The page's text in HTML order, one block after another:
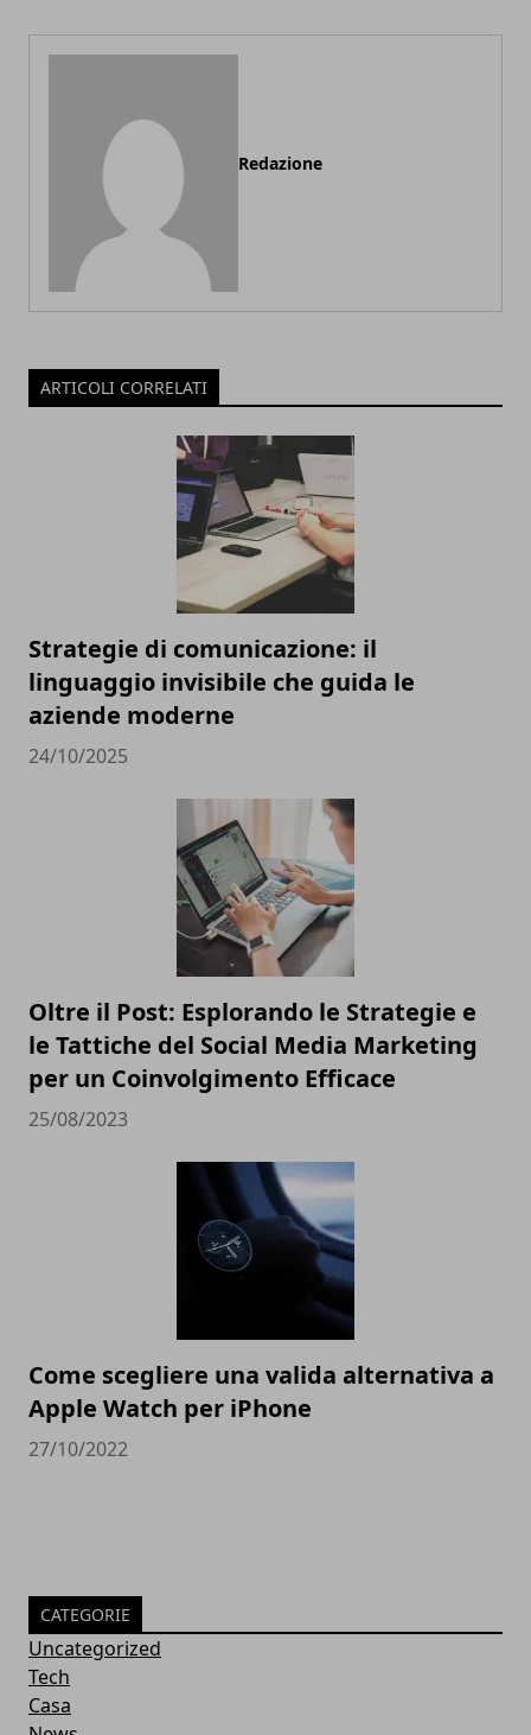
Redazione
ARTICOLI CORRELATI
Strategie di comunicazione: il
linguaggio invisibile che guida le
aziende moderne
24/10/2025
Oltre il Post: Esplorando le Strategie e
le Tattiche del Social Media Marketing
per un Coinvolgimento Efficace
25/08/2023
Come scegliere una valida alternativa a
Apple Watch per iPhone
27/10/2022
CATEGORIE
Uncategorized
Tech
Casa